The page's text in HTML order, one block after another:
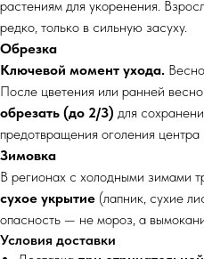
растениям для укоренения.
редко, только в сильную засуху.
Обрезка
Ключевой момент ухода.
После цветения или ранней
обрезать (до 2/3) для
предотвращения оголения центра
Зимовка
В регионах с холодными зимами
сухое укрытие (лапник, сухие
опасность — не мороз, а
Условия доставки